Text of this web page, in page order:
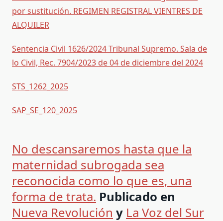
por sustitución. REGIMEN REGISTRAL VIENTRES DE
ALQUILER
Sentencia Civil 1626/2024 Tribunal Supremo. Sala de
lo Civil, Rec. 7904/2023 de 04 de diciembre del 2024
STS_1262_2025
SAP_SE_120_2025
No descansaremos hasta que la
maternidad subrogada sea
reconocida como lo que es, una
forma de trata. Publicado en
Nueva Revolución y La Voz del Sur